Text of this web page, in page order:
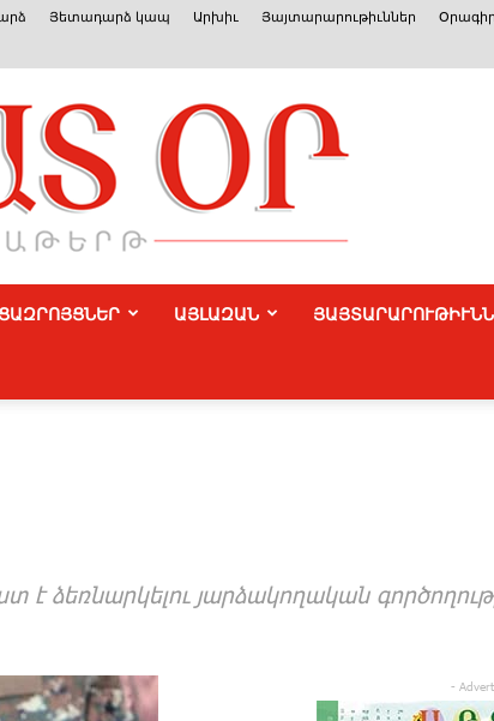
Յետադարձ կապ Արխիւ Յայտարարութիւններ Օրագիր
ԱՅԼԱԶԱՆ
յար­ձա­կո­ղա­կան
-